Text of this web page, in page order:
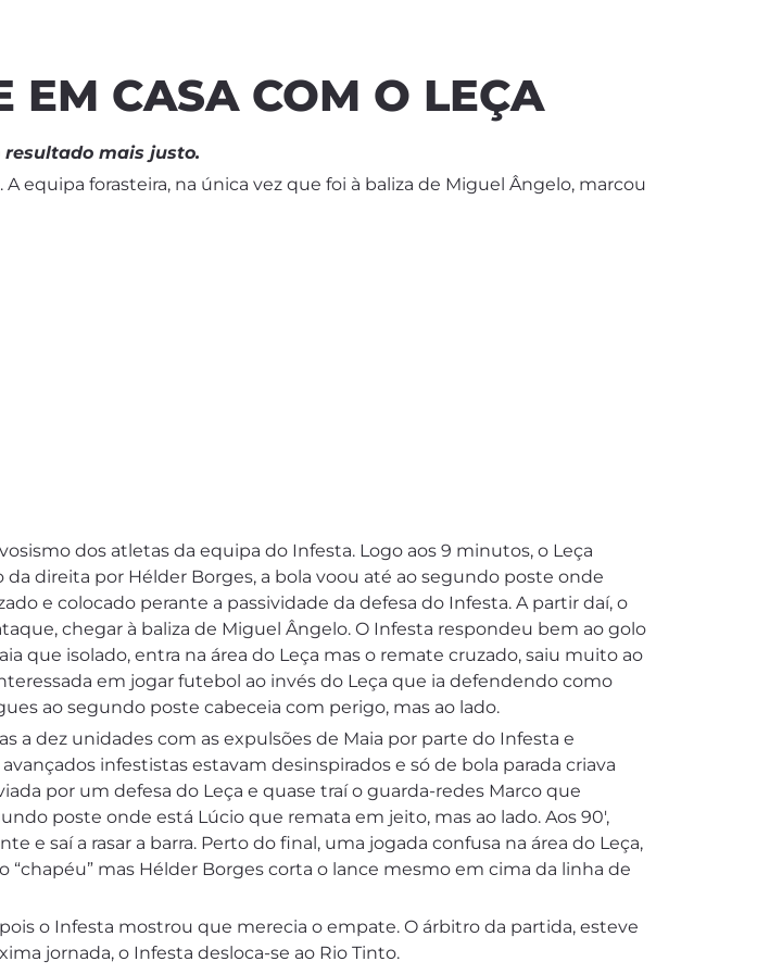
EM CASA COM O LEÇA
mais justo.
equipa forasteira, na única vez que foi à baliza de Miguel Ângelo, marcou
dos atletas da equipa do Infesta. Logo aos 9 minutos, o Leça
direita por Hélder Borges, a bola voou até ao segundo poste onde
e colocado perante a passividade da defesa do Infesta. A partir daí, o
chegar à baliza de Miguel Ângelo. O Infesta respondeu bem ao golo
que isolado, entra na área do Leça mas o remate cruzado, saiu muito ao
em jogar futebol ao invés do Leça que ia defendendo como
ao segundo poste cabeceia com perigo, mas ao lado.
a dez unidades com as expulsões de Maia por parte do Infesta e
infestistas estavam desinspirados e só de bola parada criava
por um defesa do Leça e quase traí o guarda-redes Marco que
poste onde está Lúcio que remata em jeito, mas ao lado. Aos 90′,
e saí a rasar a barra. Perto do final, uma jogada confusa na área do Leça,
“chapéu” mas Hélder Borges corta o lance mesmo em cima da linha de
o Infesta mostrou que merecia o empate. O árbitro da partida, esteve
jornada, o Infesta desloca-se ao Rio Tinto.